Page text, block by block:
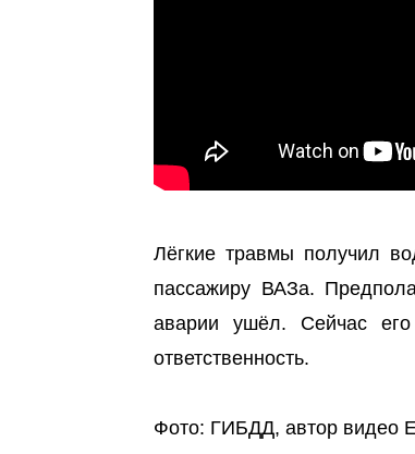
Лёгкие травмы получил
пассажиру ВАЗа.
аварии ушёл. Сейчас его
ответственность.
Фото: ГИБДД, автор видео